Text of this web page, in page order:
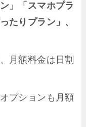
」「スマホプラ
たりプラン」、
月額料金は日割
プションも月額